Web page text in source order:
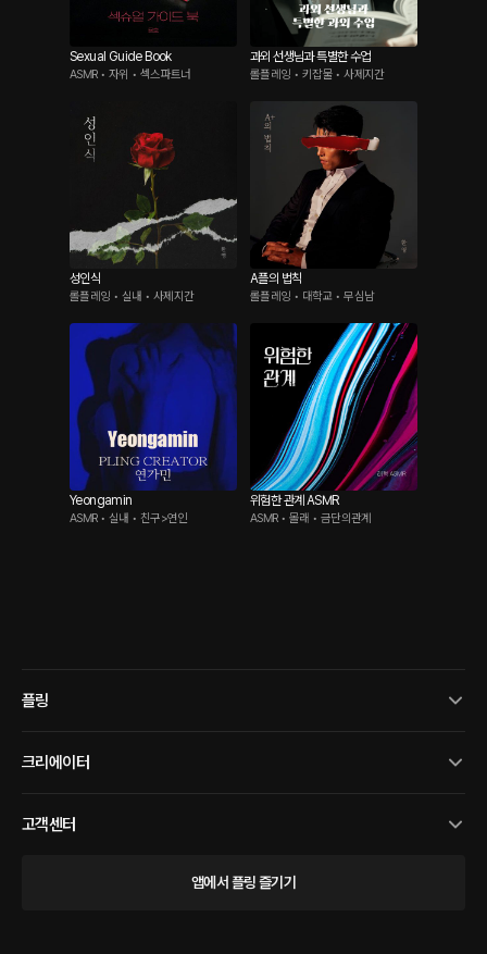
Sexual Guide Book
ASMR • 자위 • 섹스파트너
과외 선생님과 특별한 수업
롤플레잉 • 키잡물 • 사제지간
성인식
롤플레잉 • 실내 • 사제지간
A플의 법칙
롤플레잉 • 대학교 • 무심남
Yeongamin
ASMR • 실내 • 친구>연인
위험한 관계 ASMR
ASMR • 몰래 • 금단의관계
플링
크리에이터
고객센터
앱에서 플링 즐기기